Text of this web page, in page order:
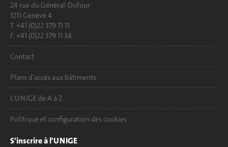
24 rue du Général-Dufour
1211 Genève 4
T. +41 (0)22 379 71 11
F. +41 (0)22 379 11 34
Contact
Plans d'accès aux bâtiments
L'UNIGE de A à Z
Politique et configuration des cookies
S'inscrire à l'UNIGE